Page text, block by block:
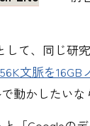
て、同じ研
文脈を16GB
動かしたいな